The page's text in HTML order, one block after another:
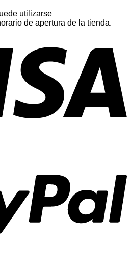
utilizarse
de apertura de la tienda.